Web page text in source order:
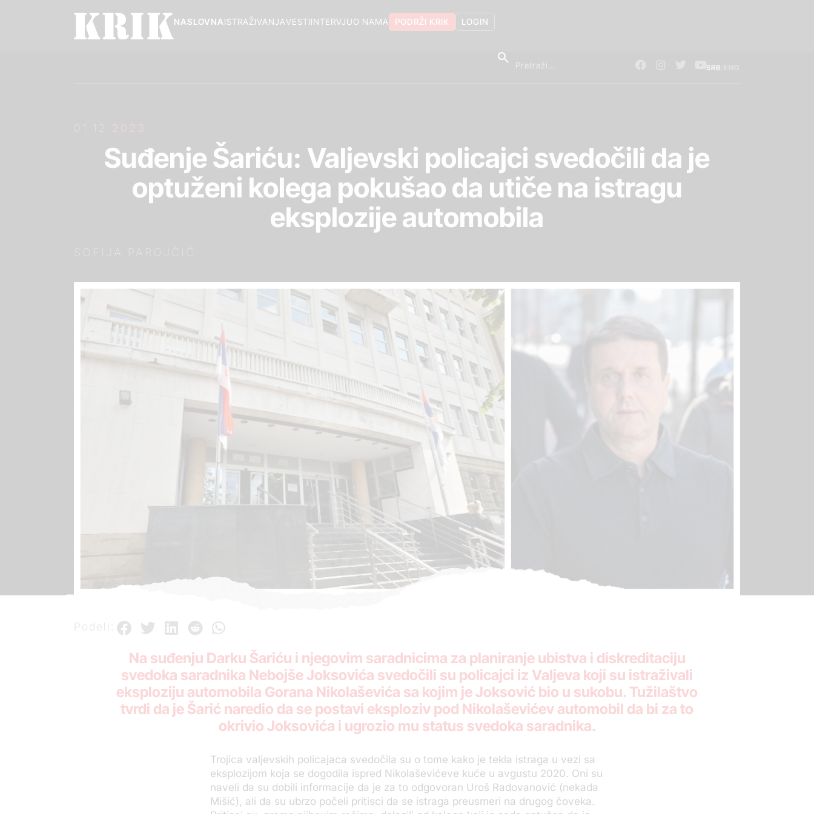
LOGIN
PODRŽI KRIK
O NAMA
INTERVJU
VESTI
ISTRAŽIVANJA
NASLOVNA
SRB
01.12.2023.
Suđenje Šariću: Valjevski policajci svedočili da je
optuženi kolega pokušao da utiče na istragu
eksplozije automobila
Podeli:
Na suđenju Darku Šariću i njegovim saradnicima za planiranje ubistva i diskreditaciju
svedoka saradnika Nebojše Joksovića svedočili su policajci iz Valjeva koji su istraživali
eksploziju automobila Gorana Nikolaševića sa kojim je Joksović bio u sukobu. Tužilaštvo
tvrdi da je Šarić naredio da se postavi eksploziv pod Nikolaševićev automobil da bi za to
okrivio Joksovića i ugrozio mu status svedoka saradnika.
Trojica valjevskih policajaca svedočila su o tome kako je tekla istraga u vezi sa
eksplozijom koja se dogodila ispred Nikolaševićeve kuće u avgustu 2020. Oni su
naveli da su dobili informacije da je za to odgovoran Uroš Radovanović (nekada
Mišić), ali da su ubrzo počeli pritisci da se istraga preusmeri na drugog čoveka.